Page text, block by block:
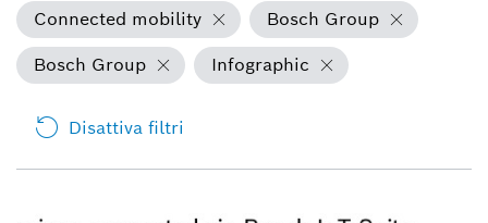
Connected mobility
Bosch Group
Bosch Group
Infographic
Disattiva filtri